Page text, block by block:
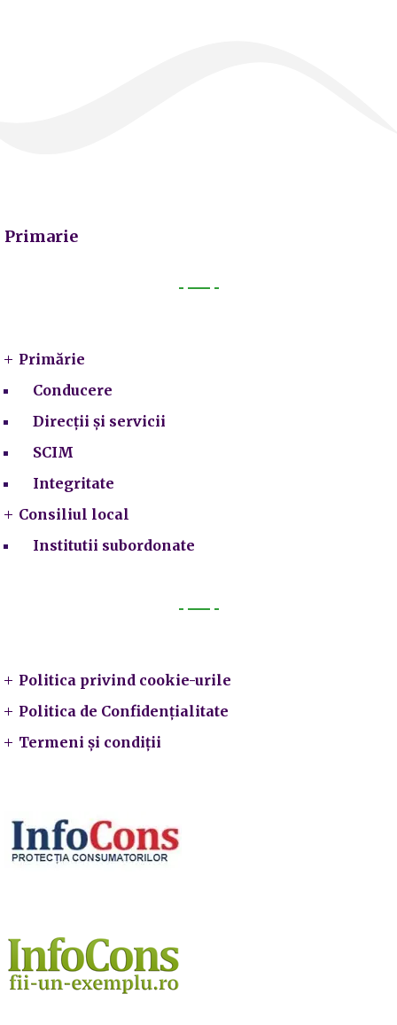
Primarie
Primărie
Conducere
Direcții și servicii
SCIM
Integritate
Consiliul local
Institutii subordonate
Politica privind cookie-urile
Politica de Confidențialitate
Termeni și condiții